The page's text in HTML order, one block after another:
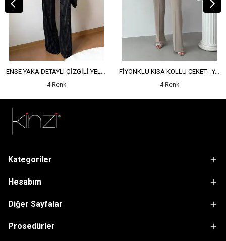
ENSE YAKA DETAYLI ÇİZGİLİ YELEK - YÜKSEK BEL DETAYLI ÇİZGİLİ PANTOLON
4 Renk
FİYONKLU KISA KOLLU CEKET - YÜKSEK BEL SALAŞ PANTOLON
4 Renk
Kategoriler
Hesabım
Diğer Sayfalar
Prosedürler